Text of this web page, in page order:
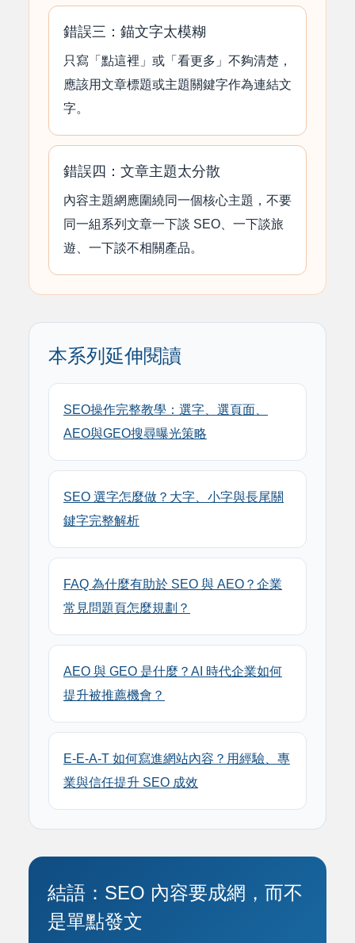
錯誤三：錨文字太模糊
只寫「點這裡」或「看更多」不夠清楚，
應該用文章標題或主題關鍵字作為連結文
字。
錯誤四：文章主題太分散
內容主題網應圍繞同一個核心主題，不要
同一組系列文章一下談 SEO、一下談旅
遊、一下談不相關產品。
本系列延伸閱讀
SEO操作完整教學：選字、選頁面、
AEO與GEO搜尋曝光策略
SEO 選字怎麼做？大字、小字與長尾關
鍵字完整解析
FAQ 為什麼有助於 SEO 與 AEO？企業
常見問題頁怎麼規劃？
AEO 與 GEO 是什麼？AI 時代企業如何
提升被推薦機會？
E-E-A-T 如何寫進網站內容？用經驗、專
業與信任提升 SEO 成效
結語：SEO 內容要成網，而不
是單點發文